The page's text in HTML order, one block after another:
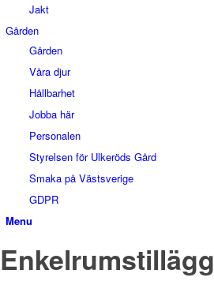
Jakt
Gården
Gården
Våra djur
Hållbarhet
Jobba här
Personalen
Styrelsen för Ulkeröds Gård
Smaka på Västsverige
GDPR
Menu
Enkelrumstillägg